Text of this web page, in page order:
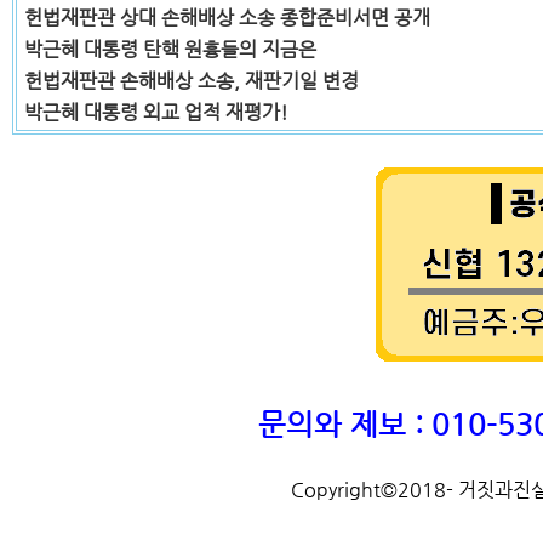
헌법재판관 상대 손해배상 소송 종합준비서면 공개
박근혜 대통령 탄핵 원흉들의 지금은
헌법재판관 손해배상 소송, 재판기일 변경
박근혜 대통령 외교 업적 재평가!
문의와 제보 : 010-
Copyright©2018- 거짓과